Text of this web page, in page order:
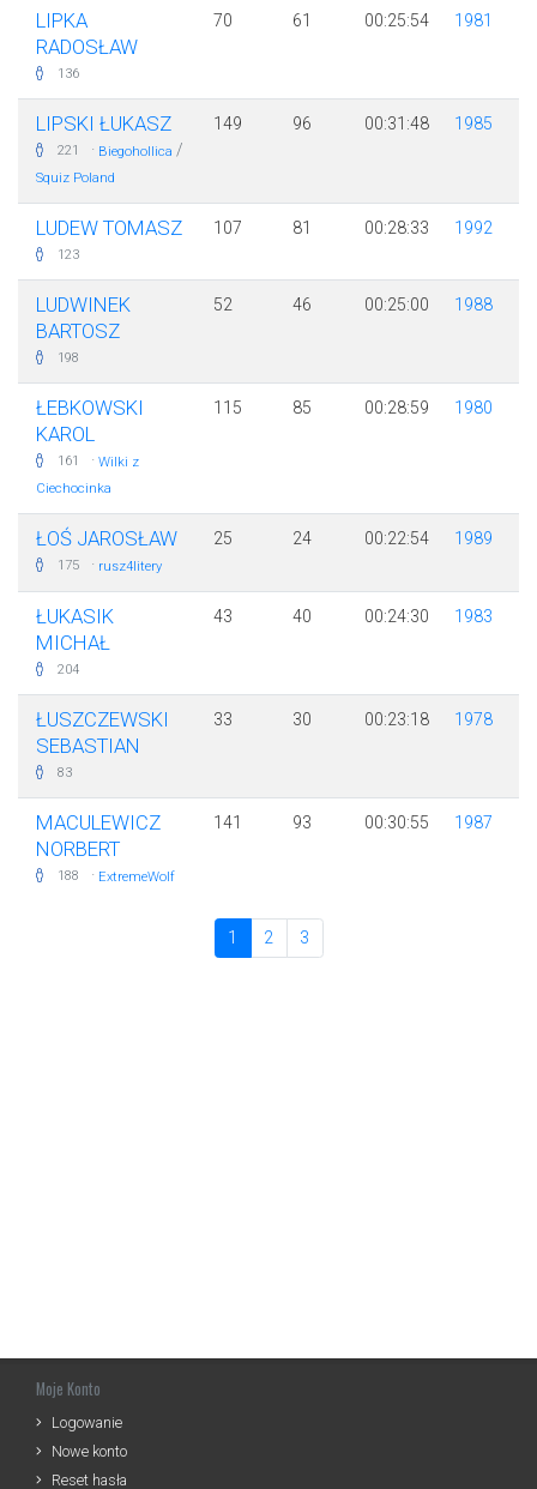
LIPKA
RADOSŁAW
136
70 61 00:25:54 1981
LIPSKI ŁUKASZ
221 · Biegohollica /
Squiz Poland
149 96 00:31:48 1985
LUDEW TOMASZ
123
107 81 00:28:33 1992
LUDWINEK
BARTOSZ
198
52 46 00:25:00 1988
ŁEBKOWSKI
KAROL
161 · Wilki z
Ciechocinka
115 85 00:28:59 1980
ŁOŚ JAROSŁAW
175 · rusz4litery
25 24 00:22:54 1989
ŁUKASIK
MICHAŁ
204
43 40 00:24:30 1983
ŁUSZCZEWSKI
SEBASTIAN
83
33 30 00:23:18 1978
MACULEWICZ
NORBERT
188 · ExtremeWolf
141 93 00:30:55 1987
1 2 3
Moje Konto
Logowanie
Nowe konto
Reset hasła